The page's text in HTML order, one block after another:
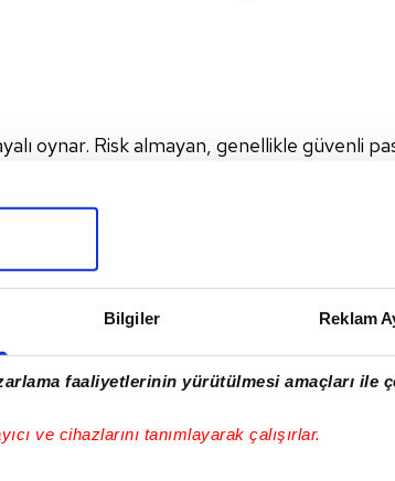
Bilgiler Reklam
faaliyetlerinin yürütülmesi amaçları ile
ve cihazlarını tanımlayarak çalışırlar.
oynar. Risk almayan, genellikle güvenli
ceza sahasında etkili kafa vuruşlarıyla
lider bir savunmacı varsa (örneğin
verir.
ve iyi zamanlaması sayesinde savunmada ve
Kapma: Sert, fiziksel mücadelelerde
yapabiliyor. n Markaj Yeteneği: Rakip
agresif ve yakın markajda başarılı. n